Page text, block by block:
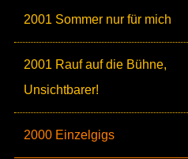
2001 Sommer nur für mich
2001 Rauf auf die Bühne,
Unsichtbarer!
2000 Einzelgigs